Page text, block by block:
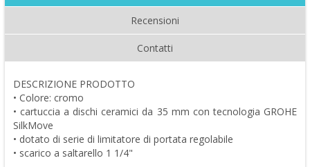
Recensioni
Contatti
DESCRIZIONE PRODOTTO
• Colore: cromo
• cartuccia a dischi ceramici da 35 mm con tecnologia GROHE
SilkMove
• dotato di serie di limitatore di portata regolabile
• scarico a saltarello 1 1/4"